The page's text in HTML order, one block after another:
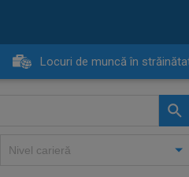
Locuri de muncă în